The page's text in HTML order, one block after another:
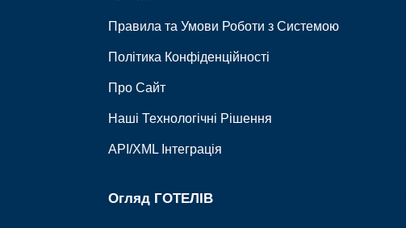
Правила та Умови Роботи з Системою
Політика Конфіденційності
Про Сайт
Наші Технологічні Рішення
API/XML Інтеграція
Огляд ГОТЕЛІВ